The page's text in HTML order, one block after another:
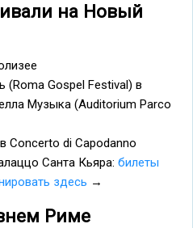
на Новый
(Roma Gospel Festival) в
Музыка (Auditorium Parco
Concerto di Capodanno
Санта Кьяра: билеты
здесь →
Риме